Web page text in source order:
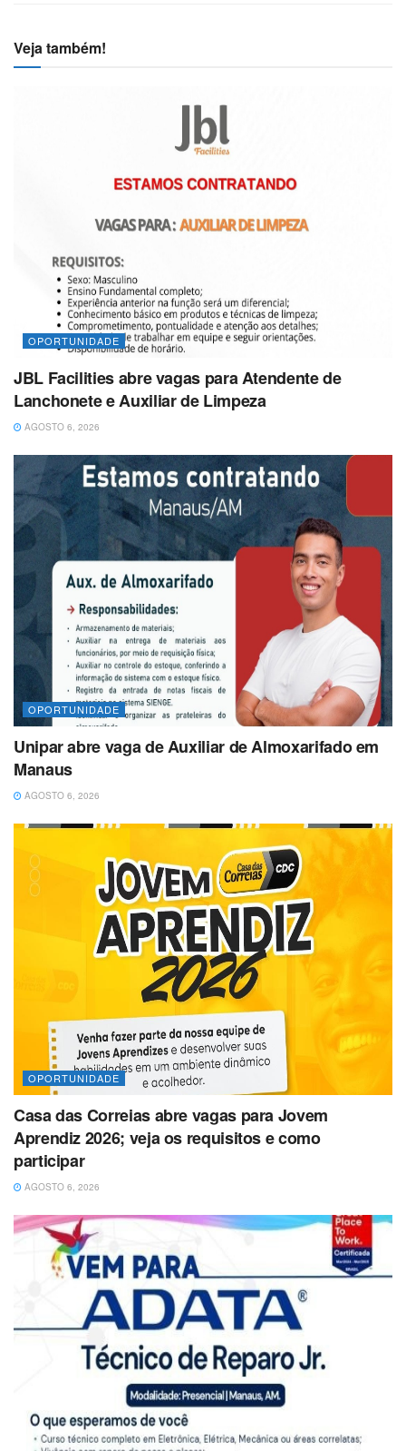
Veja também!
OPORTUNIDADE
JBL Facilities abre vagas para Atendente de
Lanchonete e Auxiliar de Limpeza
AGOSTO 6, 2026
OPORTUNIDADE
Unipar abre vaga de Auxiliar de Almoxarifado em
Manaus
AGOSTO 6, 2026
OPORTUNIDADE
Casa das Correias abre vagas para Jovem
Aprendiz 2026; veja os requisitos e como
participar
AGOSTO 6, 2026